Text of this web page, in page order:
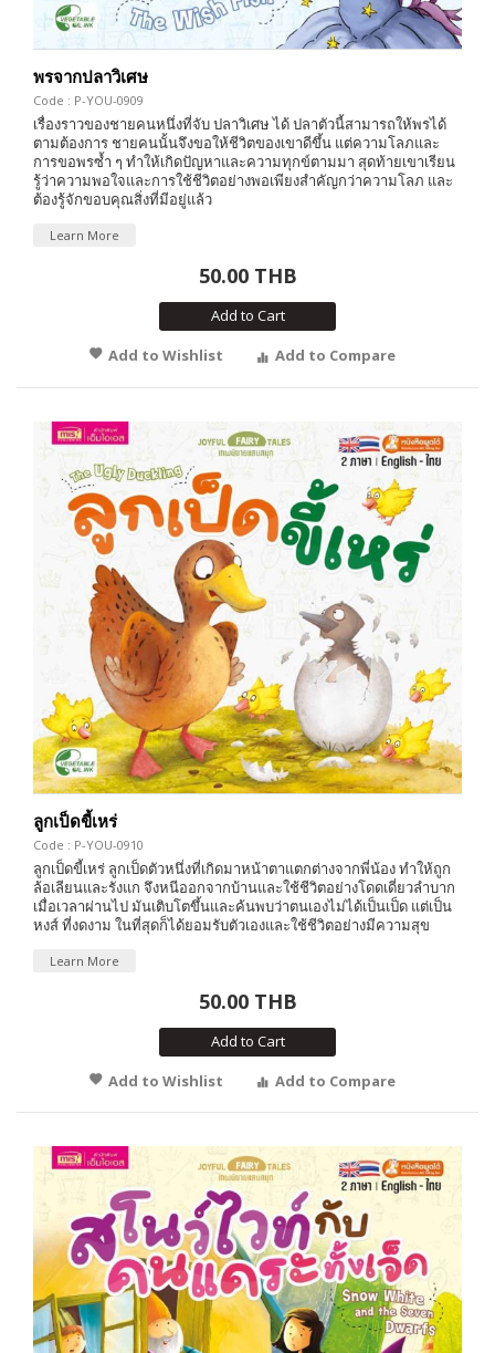
พรจากปลาวิเศษ
Code : P-YOU-0909
เรื่องราวของชายคนหนึ่งที่จับ ปลาวิเศษ ได้ ปลาตัวนี้สามารถให้พรได้
ตามต้องการ ชายคนนั้นจึงขอให้ชีวิตของเขาดีขึ้น แต่ความโลภและ
การขอพรซ้ำ ๆ ทำให้เกิดปัญหาและความทุกข์ตามมา สุดท้ายเขาเรียน
รู้ว่าความพอใจและการใช้ชีวิตอย่างพอเพียงสำคัญกว่าความโลภ และ
ต้องรู้จักขอบคุณสิ่งที่มีอยู่แล้ว
Learn More
50.00 THB
Add to Cart
Add to Wishlist
Add to Compare
ลูกเป็ดขี้เหร่
Code : P-YOU-0910
ลูกเป็ดขี้เหร่ ลูกเป็ดตัวหนึ่งที่เกิดมาหน้าตาแตกต่างจากพี่น้อง ทำให้ถูก
ล้อเลียนและรังแก จึงหนีออกจากบ้านและใช้ชีวิตอย่างโดดเดี่ยวลำบาก
เมื่อเวลาผ่านไป มันเติบโตขึ้นและค้นพบว่าตนเองไม่ได้เป็นเป็ด แต่เป็น
หงส์ ที่งดงาม ในที่สุดก็ได้ยอมรับตัวเองและใช้ชีวิตอย่างมีความสุข
Learn More
50.00 THB
Add to Cart
Add to Wishlist
Add to Compare